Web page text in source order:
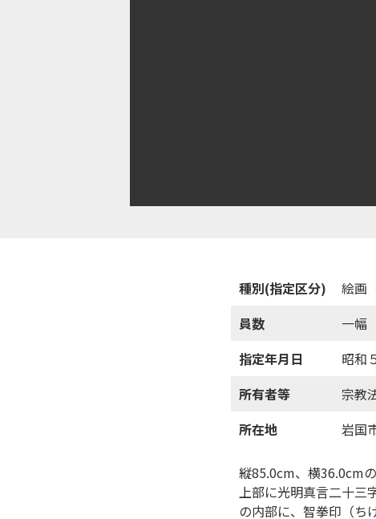
種別(指定区分)
絵画
員数
一幅
指定年月日
昭和
所有者等
宗教
所在地
岩国
縦85.0cm、横36.0cm
上部に光明真言二十三
の内部に、智拳印（ち